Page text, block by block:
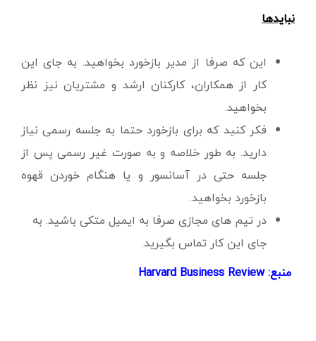
نبایدها
این که صرفا از مدیر بازخورد بخواهید. به جای این
کار از همکاران، کارکنان ارشد و مشتریان نیز نظر
بخواهید.
فکر کنید که برای بازخورد حتما به جلسه رسمی نیاز
دارید. به طور خلاصه و به صورت غیر رسمی پس از
جلسه حتی در آسانسور و یا هنگام خوردن قهوه
بازخورد بخواهید.
در تیم های مجازی صرفا به ایمیل متکی باشید. به
جای این کار تماس بگیرید.
منبع:
Harvard Business Review